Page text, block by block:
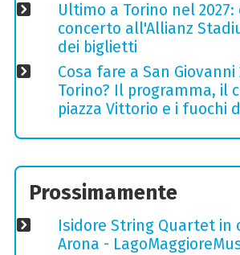
Ultimo a Torino nel
concerto all'Allianz
dei biglietti
Cosa fare a San Giovanni
Torino? Il programma, il
piazza Vittorio e i fuochi
Prossimamente
Isidore String Quartet in
Arona -